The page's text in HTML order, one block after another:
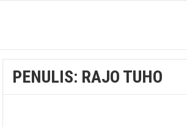
PENULIS: RAJO TUHO